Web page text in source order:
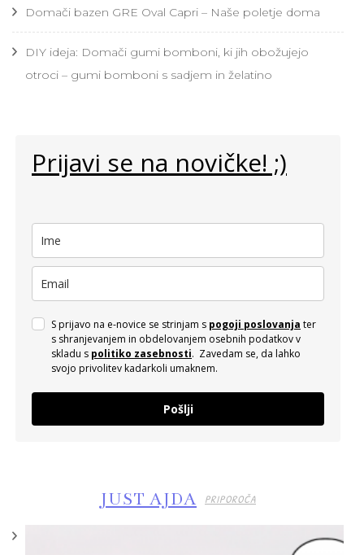
Domači bazen GRE Oval Capri – Naše poletje doma
DIY ideja: Domači gumi bomboni, ki jih obožujejo
otroci – gumi bomboni s sadjem in želatino
Prijavi se na novičke! ;)
S prijavo na e-novice se strinjam s pogoji poslovanja ter
s shranjevanjem in obdelovanjem osebnih podatkov v
skladu s politiko zasebnosti. Zavedam se, da lahko
svojo privolitev kadarkoli umaknem.
Pošlji
JUST AJDA PRIPOROČA